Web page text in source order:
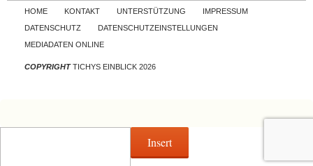
Skip to content
HOME KONTAKT UNTERSTÜTZUNG
IMPRESSUM
DATENSCHUTZ
DATENSCHUTZEINSTELLUNGEN
MEDIADATEN ONLINE
COPYRIGHTTICHYS EINBLICK 2026
Insert